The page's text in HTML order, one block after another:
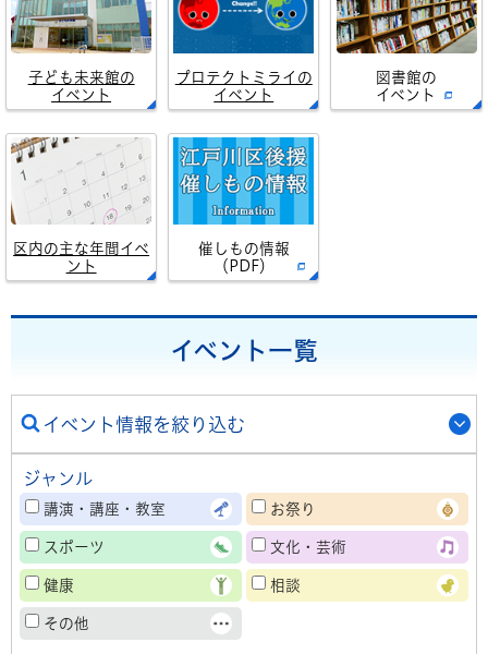
子ども未来館の
イベント
プロテクトミライの
イベント
図書館の
イベント
区内の主な年間イベ
ント
催しもの情報
（PDF）
イベント一覧
イベント情報を絞り込む
ジャンル
講演・講座・教室 お祭り
スポーツ 文化・芸術
健康 相談
その他